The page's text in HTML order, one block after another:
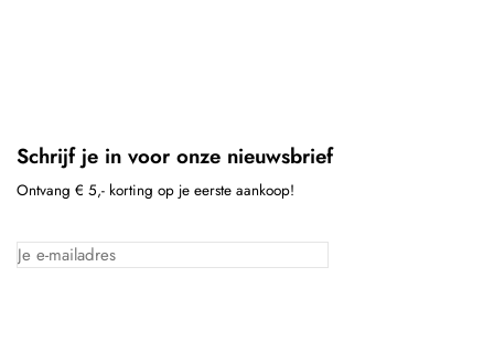
Schrijf je in voor onze nieuwsbrief
Ontvang € 5,- korting op je eerste aankoop!